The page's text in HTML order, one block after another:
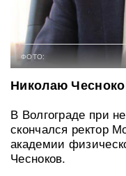
ФОТО:
Николаю
В Волгограде при
скончался ректор
академии
Чесноков.